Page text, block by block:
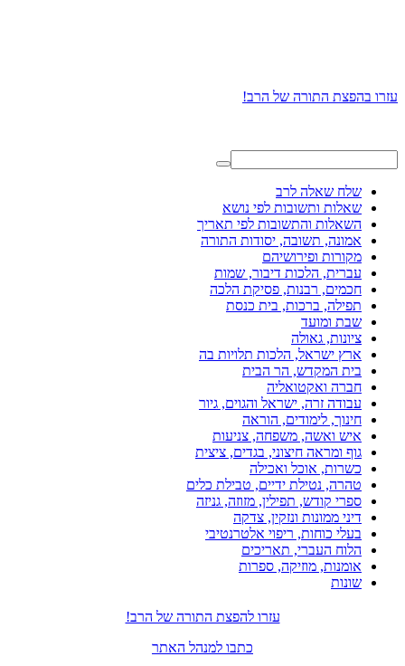
עזרו בהפצת התורה של הרב!
שלח שאלה לרב
שאלות ותשובות לפי נושא
השאלות והתשובות לפי תאריך
אמונה, תשובה, יסודות התורה
מקורות ופירושיהם
עברית, הלכות דיבור, שמות
חכמים, רבנות, פסיקת הלכה
תפילה, ברכות, בית כנסת
שבת ומועד
ציונות, גאולה
ארץ ישראל, הלכות תלויות בה
בית המקדש, הר הבית
חברה ואקטואליה
עבודה זרה, ישראל והגוים, גיור
חינוך, לימודים, הוראה
איש ואשה, משפחה, צניעות
גוף ומראה חיצוני, בגדים, ציצית
כשרות, אוכל ואכילה
טהרה, נטילת ידיים, טבילת כלים
ספרי קודש, תפילין, מזוזה, גניזה
דיני ממונות ונזקין, צדקה
בעלי כוחות, ריפוי אלטרנטיבי
הלוח העברי, תאריכים
אומנות, מוזיקה, ספרות
שונות
עזרו להפצת התורה של הרב!
כתבו למנהל האתר